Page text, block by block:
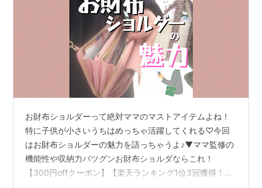
お財布ショルダーって絶対ママのマストアイテムよね！
特に子供が小さいうちはめっちゃ活躍してくれる♡今回
はお財布ショルダーの魅力を語っちゃうよ♪▼ママ監修の
機能性や収納力バツグンお財布ショルダならこれ！
【300円offクーポン】【楽天ランキング1位3冠獲得！】